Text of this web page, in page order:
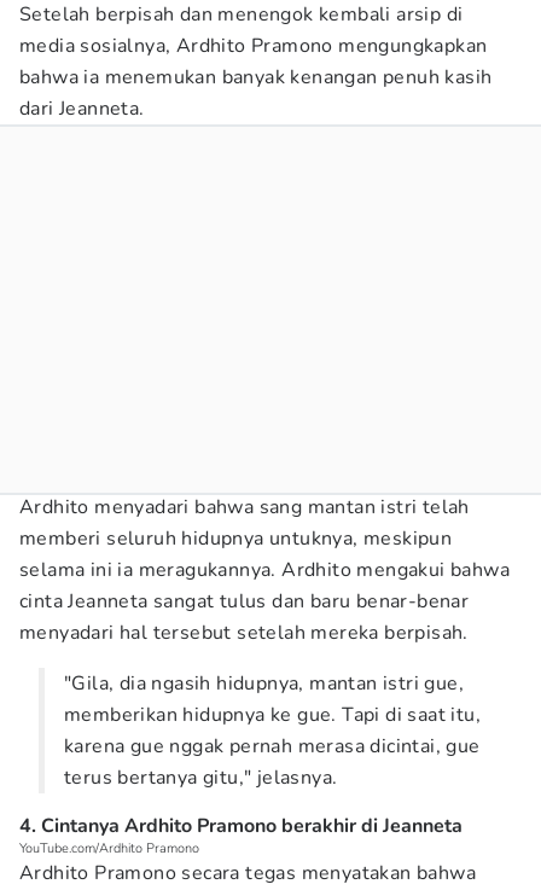
Setelah berpisah dan menengok kembali arsip di
media sosialnya, Ardhito Pramono mengungkapkan
bahwa ia menemukan banyak kenangan penuh kasih
dari Jeanneta.
Ardhito menyadari bahwa sang mantan istri telah
memberi seluruh hidupnya untuknya, meskipun
selama ini ia meragukannya. Ardhito mengakui bahwa
cinta Jeanneta sangat tulus dan baru benar-benar
menyadari hal tersebut setelah mereka berpisah.
"Gila, dia ngasih hidupnya, mantan istri gue,
memberikan hidupnya ke gue. Tapi di saat itu,
karena gue nggak pernah merasa dicintai, gue
terus bertanya gitu," jelasnya.
4. Cintanya Ardhito Pramono berakhir di Jeanneta
YouTube.com/Ardhito Pramono
Ardhito Pramono secara tegas menyatakan bahwa